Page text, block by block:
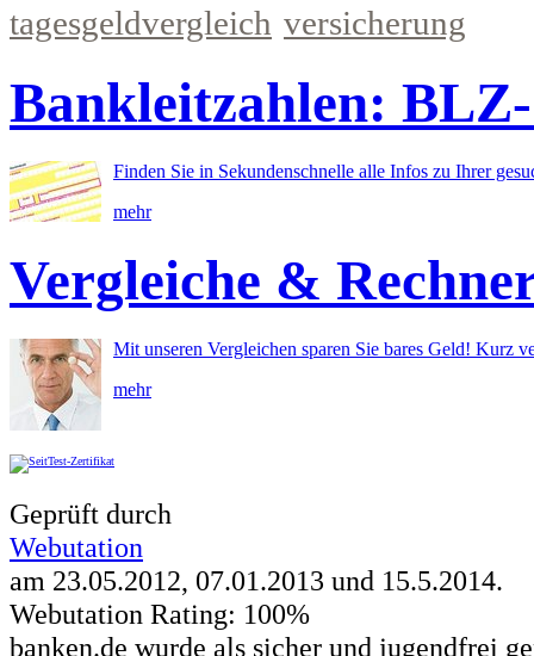
tagesgeldvergleich versicherung
Bankleitzahlen: BLZ-
Finden Sie in Sekundenschnelle alle Infos zu Ihrer
mehr
Vergleiche &
Mit unseren Vergleichen sparen Sie bares Geld! Kurz
mehr
Geprüft durch
Webutation
am 23.05.2012, 07.01.2013 und 15.5.2014.
Webutation Rating: 100%
banken.de wurde als sicher und jugendfrei